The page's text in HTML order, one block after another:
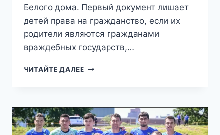
Белого дома. Первый документ лишает
детей права на гражданство, если их
родители являются гражданами
враждебных государств,…
ЧИТАЙТЕ ДАЛЕЕ«ПОКАЗАТЕЛЬНО»:
ТУРИЗМ»
В
США